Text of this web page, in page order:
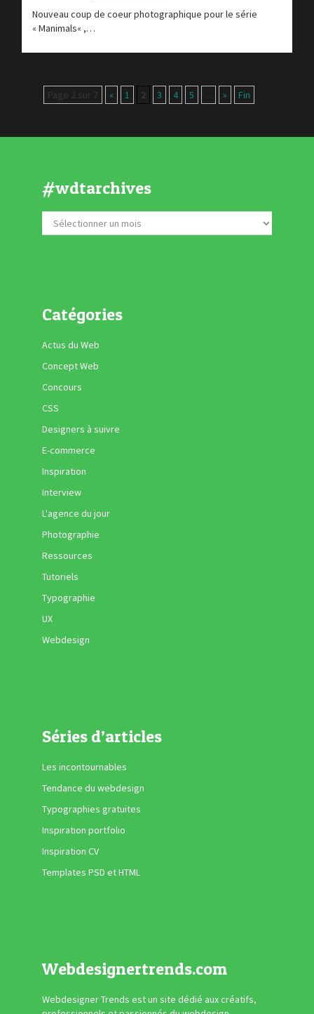
Nouveau coup de coeur photographique pour le série
« Manimals« ,…
Page 2 sur 7 « 1 2 3 4 5 » Fin
#wdtarchives
Catégories
Actus du Web
Concept Web
Concours
CSS
Designers à suivre
E-commerce
Inspiration
Interview
L'agence du jour
Photographie
Ressources
Tutoriels
Typographie
UX
Webdesign
Séries d’articles
Les incontournables
Tendance du webdesign
Typographies gratuites
Inspiration portfolio
Inspiration CV
Templates PSD et HTML
Webdesignertrends.com
Webdesigner Trends est un site dédié aux créatifs,